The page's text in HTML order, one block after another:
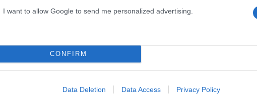
I want to allow Google to send me personalized advertising.
CONFIRM
Data Deletion Data Access Privacy Policy
Αμερικανικό... κραχ!
στο State Department
Κουφοντίνα!
απόδραση του
- Η άδεια που πήρε ο Δημήτρης Κουφοντίνας